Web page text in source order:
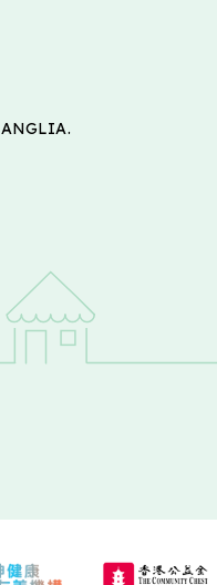
ANGLIA.